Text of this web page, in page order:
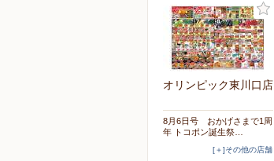
オリンピック東川口店
8月6日号 おかげさまで1周
年 トコポン誕生祭…
[＋]その他の店舗